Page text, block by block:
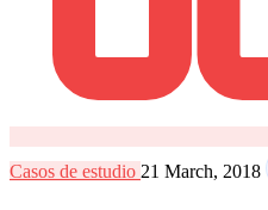
Casos de estudio 21 March, 2018